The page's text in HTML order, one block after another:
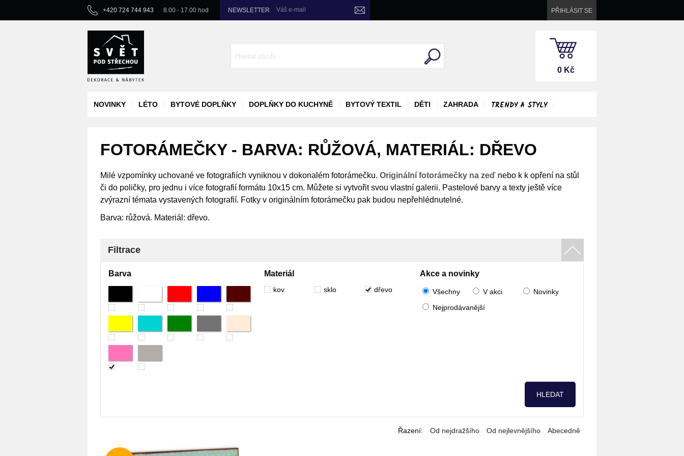
+420 724 744 943 8.00 - 17.00 hod NEWSLETTER Váš e-mail PŘIHLÁSIT SE
0 Kč
NOVINKY LÉTO BYTOVÉ DOPLŇKY DOPLŇKY DO KUCHYNĚ BYTOVÝ TEXTIL DĚTI ZAHRADA TRENDY A STYLY
FOTORÁMEČKY - BARVA: RŮŽOVÁ, MATERIÁL: DŘEVO
Milé vzpomínky uchované ve fotografiích vyniknou v dokonalém fotorámečku. Originální fotorámečky na zeď nebo k k opření na stůl
či do poličky, pro jednu i více fotografií formátu 10x15 cm. Můžete si vytvořit svou vlastní galerii. Pastelové barvy a texty ještě více
zvýrazní témata vystavených fotografií. Fotky v originálním fotorámečku pak budou nepřehlédnutelné.
Barva: růžová. Materiál: dřevo.
Filtrace
Barva Materiál
kov sklo dřevo
Akce a novinky
Všechny V akci
Novinky
Nejprodávanější
Řazení: Od nejdražšího Od nejlevnějšího Abecedně